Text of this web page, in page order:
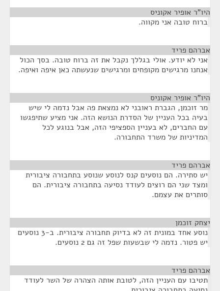
היו"ר אופיר אקוניס
ברוח טובה אני מקווה.
אברהם פריד
אני לא יודע. אולי בגללך נקבל את זה ברוח טובה. בסך הכול
אנחנו מרגישים מקופחים ומרגישים שנעשתה כאן איפה ואיפה.
היו"ר אופיר אקוניס
מר זוכמן, הגברת ראובני לא נמצאת פה אבל נדמה לי שיש
בעיה בכל העניין של הסדרת הנושא הזה. אני מציע שתיפגשו
עם החברים, לא בעניין הספציפי הזה, אבל בנוגע לכל
המדיניות של משרד התחבורה.
אברהם פריד
יש סתירה. הם נוסעים קנס לנוסע שנוסע בתחבורה ציבורית
ומצד שני הם רוצים לעודד נסיעה בתחבורה ציבורית. הם
סותרים את עצמם.
יצחק זוכמן
נוסע אחד במונית זה לא בדיוק תחבורה ציבורית. ב-3 נוסעים
יש פטור. נדמה לי שבשעות שפל זה גם 2 נוסעים.
אברהם פריד
תטיבו עם העניין הזה, לטובת אותה הצהרה של השר לעודד